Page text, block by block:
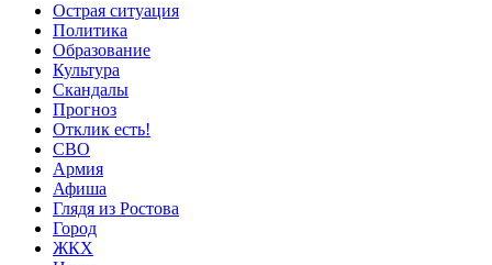
Острая ситуация
Политика
Образование
Культура
Скандалы
Прогноз
Отклик есть!
СВО
Армия
Афиша
Глядя из Ростова
Город
ЖКХ